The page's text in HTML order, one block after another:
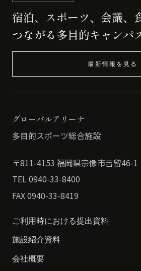
宿泊、スポーツ、会議、
つながる多目的キャンパ
最新情報を見る
グローバルアリーナ
多目的スポーツ総合施設
〒811-4153 福岡県宗像市吉留46-1
TEL 0940-33-8400
FAX 0940-33-8419
ご利用時における提出資料
施設紹介資料
会社概要